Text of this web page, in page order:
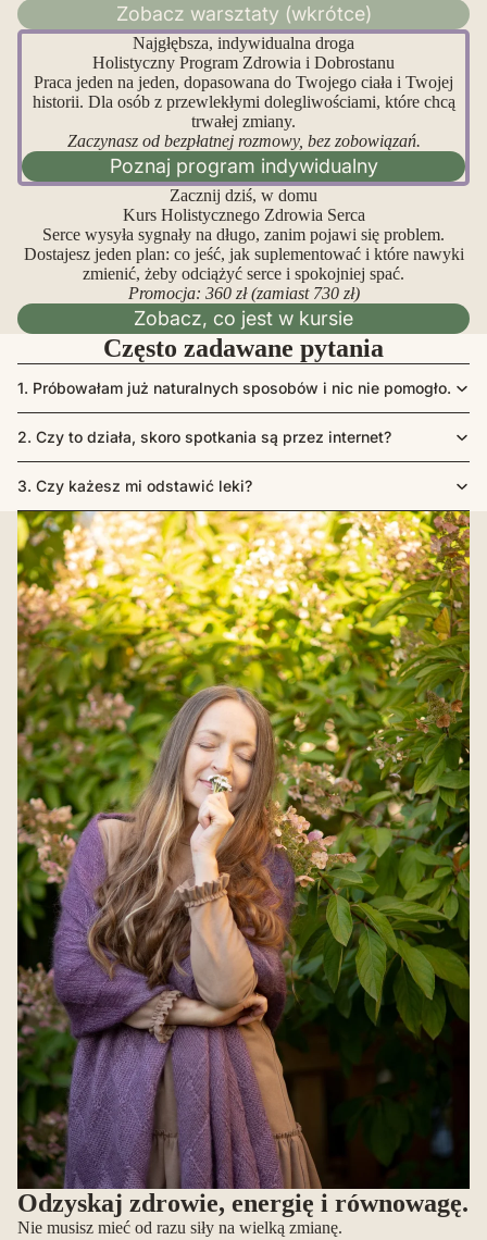
Zobacz warsztaty (wkrótce)
Najgłębsza, indywidualna droga
Holistyczny Program Zdrowia i Dobrostanu
Praca jeden na jeden, dopasowana do Twojego ciała i Twojej
historii. Dla osób z przewlekłymi dolegliwościami, które chcą
trwałej zmiany.
Zaczynasz od bezpłatnej rozmowy, bez zobowiązań.
Poznaj program indywidualny
Zacznij dziś, w domu
Kurs Holistycznego Zdrowia Serca
Serce wysyła sygnały na długo, zanim pojawi się problem.
Dostajesz jeden plan: co jeść, jak suplementować i które nawyki
zmienić, żeby odciążyć serce i spokojniej spać.
Promocja: 360 zł (zamiast 730 zł)
Zobacz, co jest w kursie
Często zadawane pytania
1. Próbowałam już naturalnych sposobów i nic nie pomogło.
2. Czy to działa, skoro spotkania są przez internet?
3. Czy każesz mi odstawić leki?
Odzyskaj zdrowie, energię i równowagę.
Nie musisz mieć od razu siły na wielką zmianę.